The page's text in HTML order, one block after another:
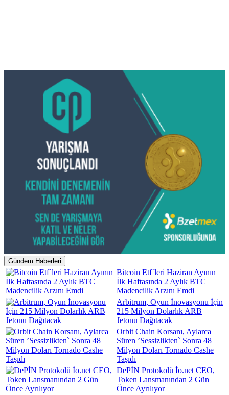
Gündem Haberleri
Bitcoin Etf`leri Haziran Ayının
İlk Haftasında 2 Aylık BTC
Madencilik Arzını Emdi
Arbitrum, Oyun İnovasyonu İçin
215 Milyon Dolarlık ARB
Jetonu Dağıtacak
Orbit Chain Korsanı, Aylarca
Süren ’Sessizlikten` Sonra 48
Milyon Doları Tornado Cashe
Taşıdı
DePİN Protokolü İo.net CEO,
Token Lansmanından 2 Gün
Önce Ayrılıyor